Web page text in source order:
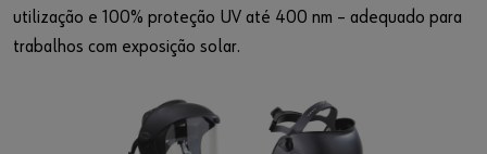
utilização e 100% proteção UV até 400 nm – adequado para
trabalhos com exposição solar.